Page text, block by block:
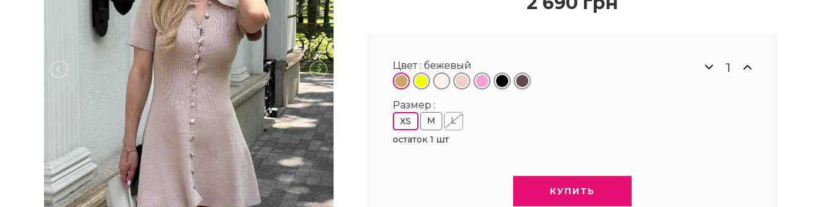
Цвет : бежевый
Размер :
XS M
L
остаток 1 шт
КУПИТЬ